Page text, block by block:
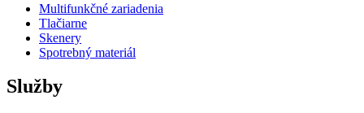
Multifunkčné zariadenia
Tlačiarne
Skenery
Spotrebný materiál
Služby